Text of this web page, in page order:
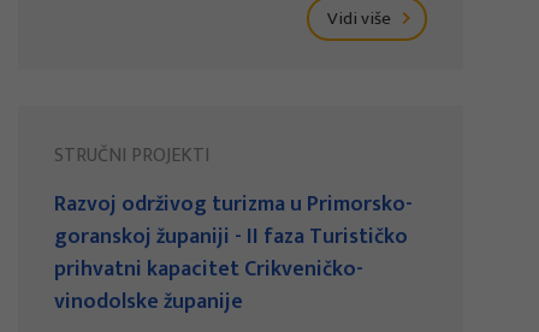
Vidi više
STRUČNI PROJEKTI
Razvoj održivog turizma u Primorsko-
goranskoj županiji - II faza Turističko
prihvatni kapacitet Crikveničko-
vinodolske županije